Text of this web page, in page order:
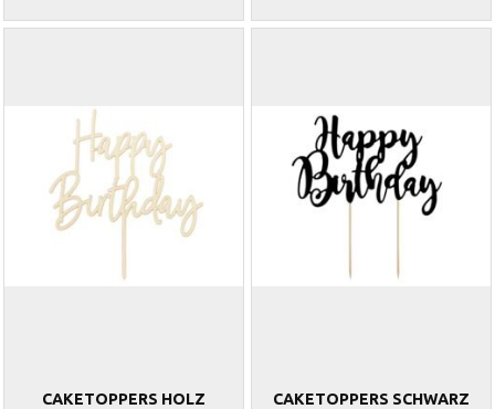
CAKETOPPERS HOLZ
CAKETOPPERS SCHWARZ